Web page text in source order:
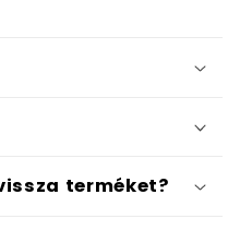
terméket?